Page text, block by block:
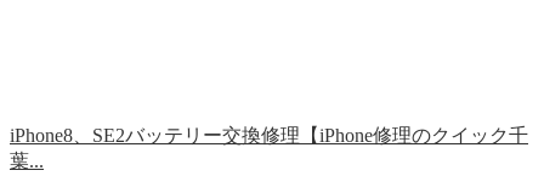
iPhone8、SE2バッテリー交換修理【iPhone修理のクイック千
葉...